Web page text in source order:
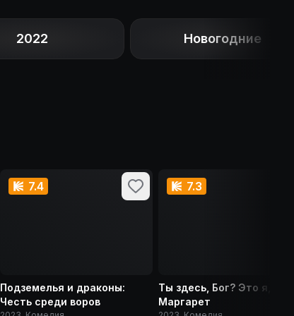
2022 Новогодние
7.4
Подземелья и драконы:
Честь среди воров
7.3
Ты здесь, Бог? Это я,
Маргарет